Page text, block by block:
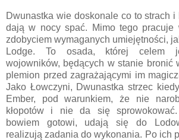
Dwunastka wie doskonale co to strach i
dają w nocy spać. Mimo tego pracuje
zdobyciem wymaganych umiejętności,
Lodge. To osada, której celem
wojowników, będących w stanie bronić
plemion przed zagrażającymi im
Jako Łowczyni, Dwunastka strzec
Ember, pod warunkiem, że nie
kłopotów i nie da się
bowiem gotowi, udają się do
realizują zadania do wykonania. Po ich